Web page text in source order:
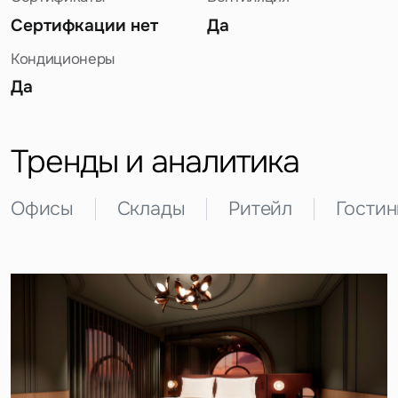
Сертифкации нет Да
Кондиционеры
Да
Тренды и аналитика
Офисы Склады Ритейл
Вопрос
Это обязательное поле